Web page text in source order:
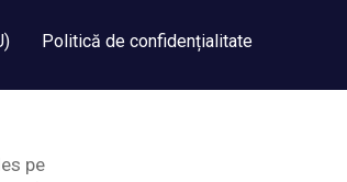
Politică de confidențialitate
pe